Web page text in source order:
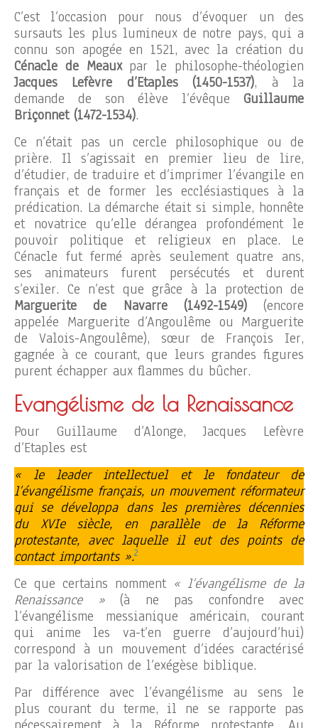
C’est l’occasion pour nous d’évoquer un des
sursauts les plus lumineux de notre pays, qui a
connu son apogée en 1521, avec la création du
Cénacle de Meauxpar le philosophe-théologien
Jacques Lefèvre d’Etaples (1450-1537), à la
demande de son élève l’évêque Guillaume
Briçonnet (1472-1534).
Ce n’était pas un cercle philosophique ou de
prière. Il s’agissait en premier lieu de lire,
d’étudier, de traduire et d’imprimer l’évangile en
français et de former les ecclésiastiques à la
prédication. La démarche était si simple, honnête
et novatrice qu’elle dérangea profondément le
pouvoir politique et religieux en place. Le
Cénacle fut fermé après seulement quatre ans,
ses animateurs furent persécutés et durent
s’exiler. Ce n’est que grâce à la protection de
Marguerite de Navarre (1492-1549)(encore
appelée Marguerite d’Angoulême ou Marguerite
de Valois-Angoulême), sœur de François Ier,
gagnée à ce courant, que leurs grandes figures
purent échapper aux flammes du bûcher.
Evangélisme de la Renaissance
Pour Guillaume d’Alonge, Jacques Lefèvre
d’Etaples est
« le leader intellectuel et le fondateur de
l’évangélisme français, un mouvement réformateur
qui se développa dans les premières décennies
du XVIe siècle, en parallèle de la Réforme
protestante, avec laquelle il eut des points de
contact importants ».2
Ce que certains nomment « l’évangélisme de la
Renaissance »(à ne pas confondre avec
l’évangélisme messianique américain, courant
qui anime les va-t’en guerre d’aujourd’hui)
correspond à un mouvement d’idées caractérisé
par la valorisation de l’exégèse biblique.
Par différence avec l’évangélisme au sens le
plus courant du terme, il ne se rapporte pas